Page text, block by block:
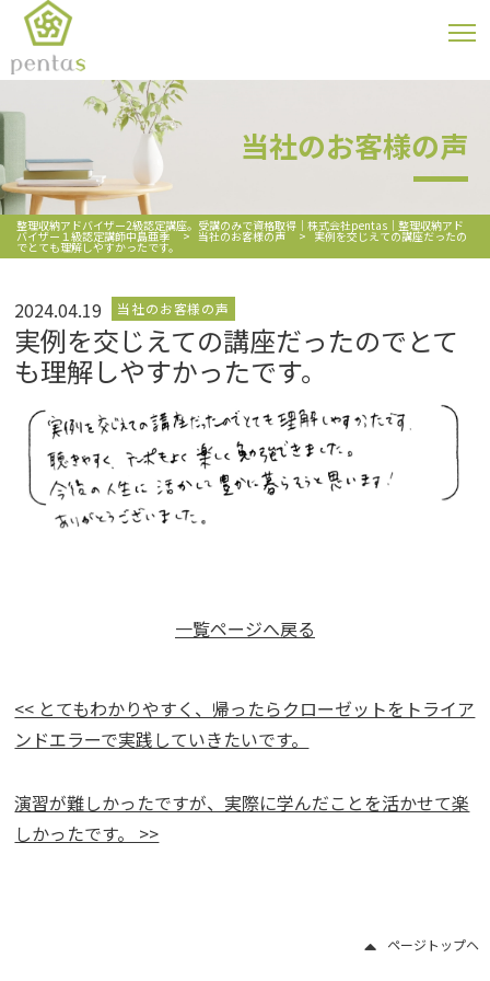
当社のお客様の声
整理収納アドバイザー2級認定講座。受講のみで資格取得｜株式会社pentas｜整理収納アド
バイザー１級認定講師中島亜季 > 当社のお客様の声 > 実例を交じえての講座だったの
でとても理解しやすかったです。
2024.04.19 当社のお客様の声
実例を交じえての講座だったのでとて
も理解しやすかったです。
一覧ページへ戻る
<< とてもわかりやすく、帰ったらクローゼットをトライア
ンドエラーで実践していきたいです。
演習が難しかったですが、実際に学んだことを活かせて楽
しかったです。 >>
ページトップヘ